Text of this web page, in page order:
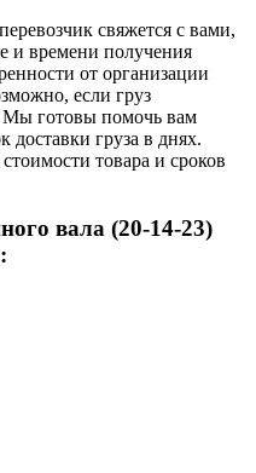
свяжется с вами,
и времени получения
от организации
если груз
Мы готовы помочь вам
доставки груза в днях.
товара и сроков
вала (20-14-23)